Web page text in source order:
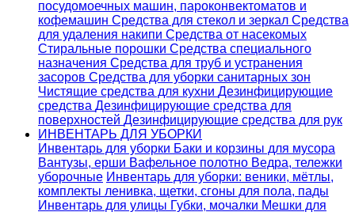
посудомоечных машин, пароконвектоматов и
кофемашин Средства для стекол и зеркал Средства
для удаления накипи Средства от насекомых
Стиральные порошки Cредства специального
назначения Средства для труб и устранения
засоров Средства для уборки санитарных зон
Чистящие средства для кухни Дезинфицирующие
средства Дезинфицирующие средства для
поверхностей Дезинфицирующие средства для рук
ИНВЕНТАРЬ ДЛЯ УБОРКИ
Инвентарь для уборки Баки и корзины для мусора
Вантузы, ерши Вафельное полотно Ведра, тележки
уборочные Инвентарь для уборки: веники, мётлы,
комплекты ленивка, щетки, сгоны для пола, пады
Инвентарь для улицы Губки, мочалки Мешки для